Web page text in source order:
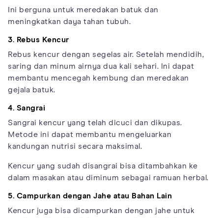
Ini berguna untuk meredakan batuk dan
meningkatkan daya tahan tubuh.
3. Rebus Kencur
Rebus kencur dengan segelas air. Setelah mendidih,
saring dan minum airnya dua kali sehari. Ini dapat
membantu mencegah kembung dan meredakan
gejala batuk.
4. Sangrai
Sangrai kencur yang telah dicuci dan dikupas.
Metode ini dapat membantu mengeluarkan
kandungan nutrisi secara maksimal.
Kencur yang sudah disangrai bisa ditambahkan ke
dalam masakan atau diminum sebagai ramuan herbal.
5. Campurkan dengan Jahe atau Bahan Lain
Kencur juga bisa dicampurkan dengan jahe untuk